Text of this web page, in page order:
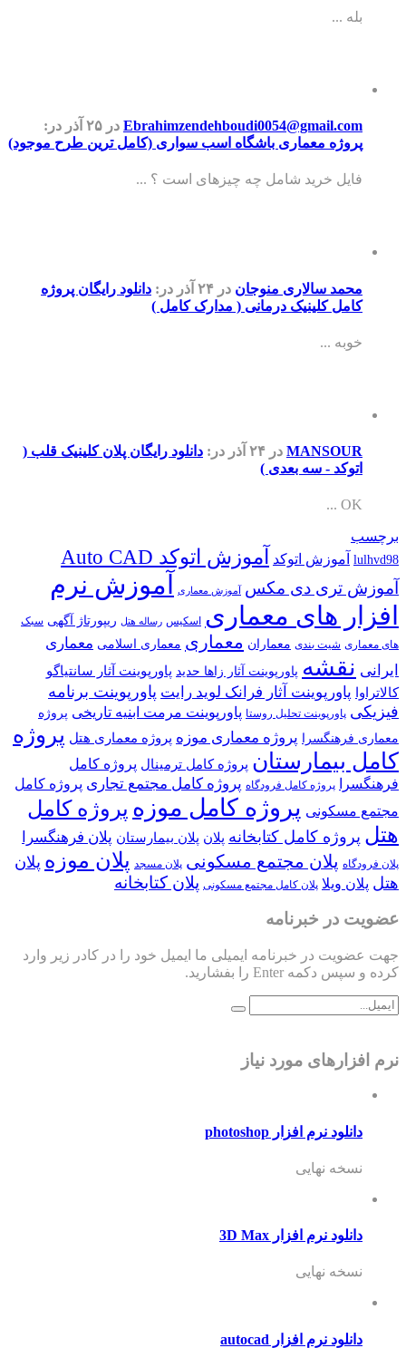
بله ...
Ebrahimzendehboudi0054@gmail.com در ۲۵ آذر
در:
پروژه معماری باشگاه اسب سواری (کامل ترین طرح موجود)
فایل خرید شامل چه چیزهای است ؟ ...
محمد سالاری منوجان در ۲۴ آذر در: دانلود رایگان پروژه
کامل کلینیک درمانی ( مدارک کامل )
خوبه ...
MANSOUR در ۲۴ آذر در: دانلود رایگان پلان کلینیک قلب (
اتوکد - سه بعدی )
OK ...
برچسب
lulhvd98 آموزش اتوکد آموزش اتوکد Auto CAD
آموزش تری دی مکس آموزش معماری
آموزش نرم
افزار های معماری اسکیس رساله هتل ریپورتاژ آگهی سبک
های معماری شیت بندی معماران معماری معماری اسلامی معماری
ایرانی نقشه پاورپوینت آثار زاها حدید پاورپوینت آثار سانتیاگو
کالاتراوا پاورپوینت آثار فرانک لوید رایت پاورپوینت برنامه
فیزیکی پاورپوینت تحلیل روستا پاورپوینت مرمت ابنیه تاریخی پروژه
معماری فرهنگسرا پروژه معماری موزه پروژه معماری هتل پروژه
کامل بیمارستان پروژه کامل ترمینال پروژه کامل
فرهنگسرا
پروژه کامل فرودگاه پروژه کامل مجتمع تجاری پروژه کامل
مجتمع مسکونی پروژه کامل موزه پروژه کامل
هتل پروژه کامل کتابخانه پلان پلان بیمارستان پلان فرهنگسرا
پلان فرودگاه پلان مجتمع مسکونی پلان مسجد پلان موزه پلان
هتل پلان ویلا پلان کامل مجتمع مسکونی پلان کتابخانه
عضویت در خبرنامه
جهت عضویت در خبرنامه ایمیلی ما ایمیل خود را در کادر زیر وارد
کرده و سپس دکمه Enter را بفشارید.
نرم افزارهای مورد نیاز
دانلود نرم افزار photoshop
نسخه نهایی
دانلود نرم افزار 3D Max
نسخه نهایی
دانلود نرم افزار autocad